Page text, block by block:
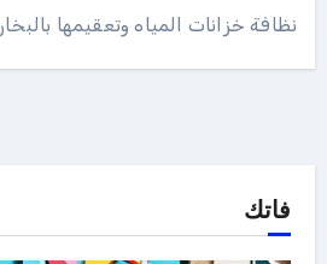
نظافة خزانات المياه وتعقيمها بالبخار
فاتك